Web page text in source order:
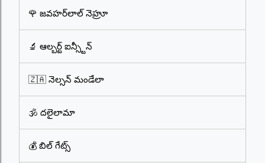
🌹 జవహర్‌లాల్ నెహ్రూ
🔬 ఆల్బర్ట్ ఐన్స్టీన్
🇿🇦 నెల్సన్ మండేలా
🕉️ దలైలామా
💰 బిల్ గేట్స్